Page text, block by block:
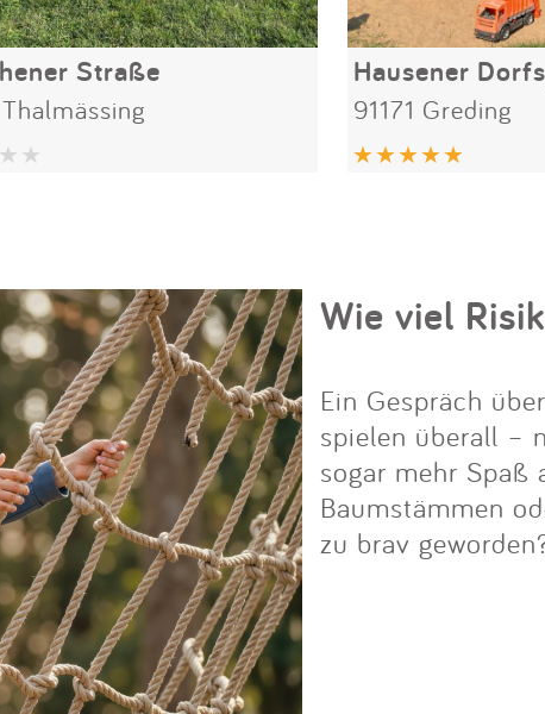
Straße Hausener
91171 Greding
Wie viel
Ein Gespräch
spielen überall –
sogar mehr Spaß
Baumstämmen
zu brav